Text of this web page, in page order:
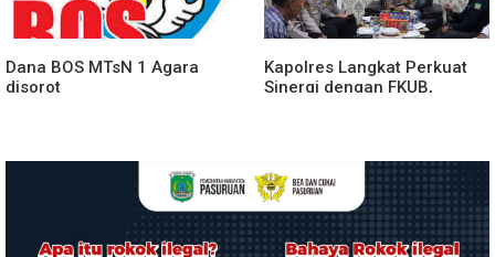
Dana BOS MTsN 1 Agara
disorot
Kapolres Langkat Perkuat
Sinergi dengan FKUB,